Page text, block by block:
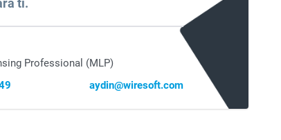
ti.
Professional (MLP)
aydin@wiresoft.com